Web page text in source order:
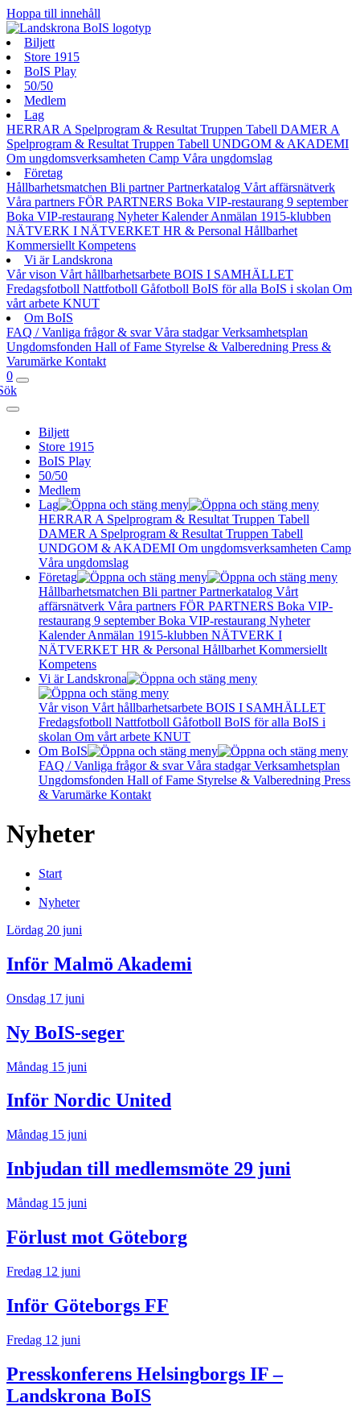
Hoppa till innehåll
Biljett
Store 1915
BoIS Play
50/50
Medlem
Lag
HERRAR A Spelprogram & Resultat Truppen Tabell DAMER A
Spelprogram & Resultat Truppen Tabell UNDGOM & AKADEMI
Om ungdomsverksamheten Camp Våra ungdomslag
Företag
Hållbarhetsmatchen Bli partnerPartnerkatalog Vårt affärsnätverk
Våra partners FÖR PARTNERS Boka VIP-restaurang 9 september
Boka VIP-restaurang NyheterKalenderAnmälan 1915-klubben
NÄTVERK I NÄTVERKET HR & Personal Hållbarhet
Kommersiellt Kompetens
Vi är Landskrona
Vår vison Vårt hållbarhetsarbete BOIS I SAMHÄLLET
Fredagsfotboll Nattfotboll Gåfotboll BoIS för alla BoIS i skolan Om
vårt arbete KNUT
Om BoIS
FAQ / Vanliga frågor & svarVåra stadgarVerksamhetsplan
Ungdomsfonden Hall of Fame Styrelse & Valberedning Press &
Varumärke Kontakt
0
Biljett
Store 1915
BoIS Play
50/50
Medlem
Lag
HERRAR A Spelprogram & Resultat Truppen Tabell
DAMER A Spelprogram & Resultat Truppen Tabell
UNDGOM & AKADEMI Om ungdomsverksamheten Camp
Våra ungdomslag
Företag
Hållbarhetsmatchen Bli partnerPartnerkatalog Vårt
affärsnätverk Våra partners FÖR PARTNERS Boka VIP-
restaurang 9 septemberBoka VIP-restaurang Nyheter
KalenderAnmälan 1915-klubben NÄTVERK I
NÄTVERKET HR & Personal Hållbarhet Kommersiellt
Kompetens
Vi är Landskrona
Vår vison Vårt hållbarhetsarbete BOIS I SAMHÄLLET
Fredagsfotboll Nattfotboll Gåfotboll BoIS för alla BoIS i
skolan Om vårt arbete KNUT
Om BoIS
FAQ / Vanliga frågor & svarVåra stadgarVerksamhetsplan
Ungdomsfonden Hall of Fame Styrelse & Valberedning Press
& Varumärke Kontakt
Nyheter
Start
Nyheter
Lördag 20 juni
Inför Malmö Akademi
Onsdag 17 juni
Ny BoIS-seger
Måndag 15 juni
Inför Nordic United
Måndag 15 juni
Inbjudan till medlemsmöte 29 juni
Måndag 15 juni
Förlust mot Göteborg
Fredag 12 juni
Inför Göteborgs FF
Fredag 12 juni
Presskonferens Helsingborgs IF –
Landskrona BoIS